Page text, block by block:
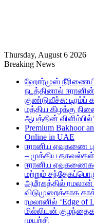
Thursday, August 6 2026
Breaking News
ஹோர்முஸ்
நடத்தினால்
குண்டுவீச்சு: டிரம்ப்
மத்திய கிழக்கு
ஆபத்தின்
Premium Bakhoor
Online in UAE
ஈரானிய ஏவுகணை
– முக்கிய தகவல்கள்
ஈரானிய
மற்றும்
அமீரகத்தில்
விடுமுறைக்காக
ரமலானில் ‘Edge
மில்லியன்
முயற்சி